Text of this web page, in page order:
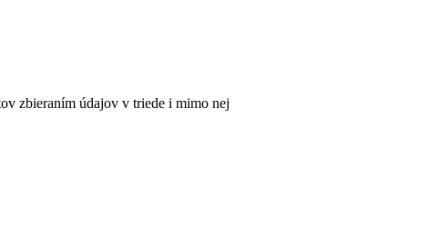
zbieraním údajov v triede i mimo nej